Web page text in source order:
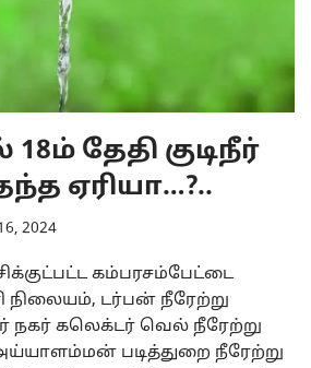
18ம் தேதி குடிநீர்
ஏரியா…?..
2024
கம்பரசம்பேட்டை
டர்பன் நீரேற்று
நகர் கலெக்டர் வெல் நீரேற்று
படித்துறை நீரேற்று